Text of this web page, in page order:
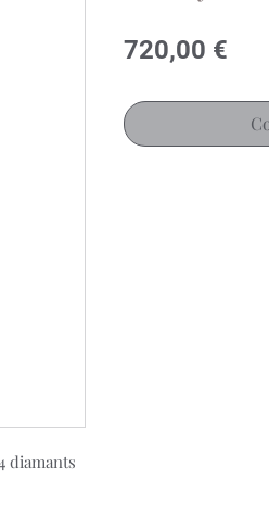
diamants
720,00 €